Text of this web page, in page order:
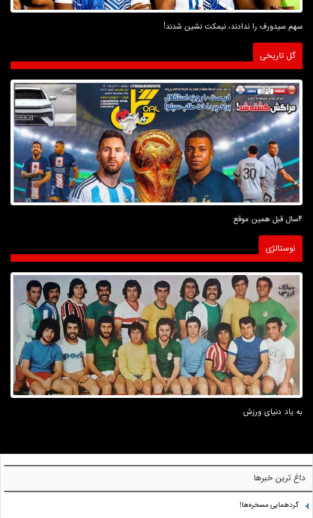
سهم سیدورف را ندادند، نیمکت نشین شدند!
گل تاریخی
4سال قبل همین موقع
نوستالژی
به یاد دنیای ورزش
داغ ترین خبرها
گردهمایی مسخره‌ها!